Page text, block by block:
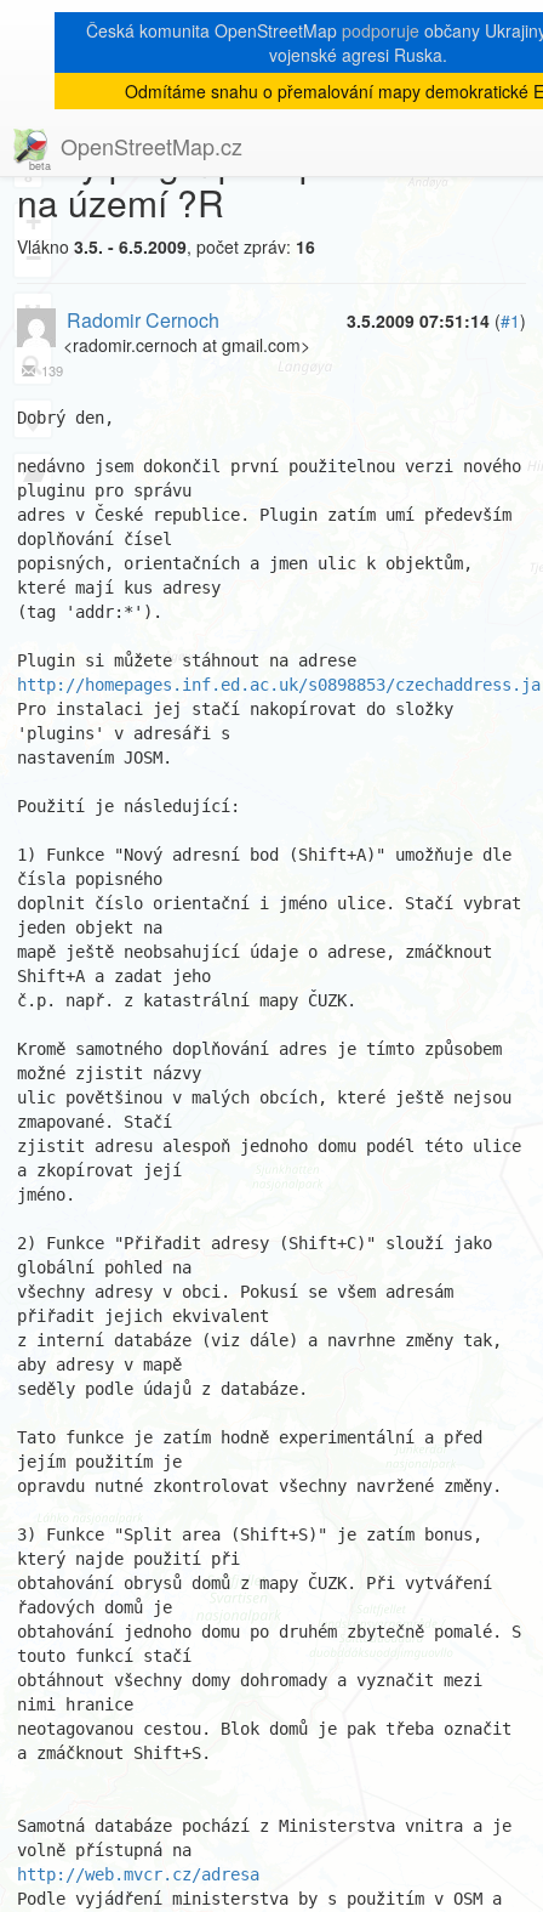
Česká komunita OpenStreetMap podporujeobčany
vojenské agresi Ruska.
Odmítáme snahu o přemalování mapy demokratické
OpenStreetMap.cz
8
+
−
« zpět na výpis měsíce|
[Talk-cz]
Nový plugin pro správu adres
na území ?R
Vlákno 3.5. - 6.5.2009, počet zpráv: 16
3.5.2009 07:51:14 (#1)
Radomir Cernoch
<radomir.cernoch at gmail.com>
139
Dobrý den,
nedávno jsem dokončil první použitelnou verzi nového
pluginu pro správu
adres v České republice. Plugin zatím umí především
doplňování čísel
popisných, orientačních a jmen ulic k objektům,
které mají kus adresy
(tag 'addr:*').
http://homepages.inf.ed.ac.uk/s0898853/
Pro instalaci jej stačí nakopírovat do složky
'plugins' v adresáři s
nastavením JOSM.
Použití je následující:
1) Funkce "Nový adresní bod (Shift+A)" umožňuje dle
čísla popisného
doplnit číslo orientační i jméno ulice. Stačí vybrat
jeden objekt na
mapě ještě neobsahující údaje o adrese, zmáčknout
Shift+A a zadat jeho
č.p. např. z katastrální mapy ČUZK.
Kromě samotného doplňování adres je tímto způsobem
možné zjistit názvy
ulic povětšinou v malých obcích, které ještě nejsou
zmapované. Stačí
zjistit adresu alespoň jednoho domu podél této ulice
a zkopírovat její
jméno.
2) Funkce "Přiřadit adresy (Shift+C)" slouží jako
globální pohled na
všechny adresy v obci. Pokusí se všem adresám
přiřadit jejich ekvivalent
z interní databáze (viz dále) a navrhne změny tak,
aby adresy v mapě
seděly podle údajů z databáze.
Tato funkce je zatím hodně experimentální a před
jejím použitím je
opravdu nutné zkontrolovat všechny navržené změny.
3) Funkce "Split area (Shift+S)" je zatím bonus,
který najde použití při
obtahování obrysů domů z mapy ČUZK. Při vytváření
řadových domů je
obtahování jednoho domu po druhém zbytečně pomalé. S
touto funkcí stačí
obtáhnout všechny domy dohromady a vyznačit mezi
nimi hranice
neotagovanou cestou. Blok domů je pak třeba označit
a zmáčknout Shift+S.
Samotná databáze pochází z Ministerstva vnitra a je
http://web.mvcr.cz/adresa
Podle vyjádření ministerstva by s použitím v OSM a